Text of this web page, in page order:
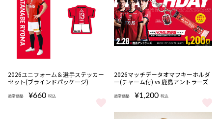
2026ユニフォーム＆選手ステッカー
セット(ブラインドパッケージ)
通常価格 ¥660 税込
2026ユニフォーム＆選手ステッカーセット(ブラインドパッケージ)
完売
2026マッチデータオマフキーホルダ
ー(チャーム付) vs 鹿島アントラーズ
通常価格 ¥1,200 税込
2026マッチデータオマフキーホ